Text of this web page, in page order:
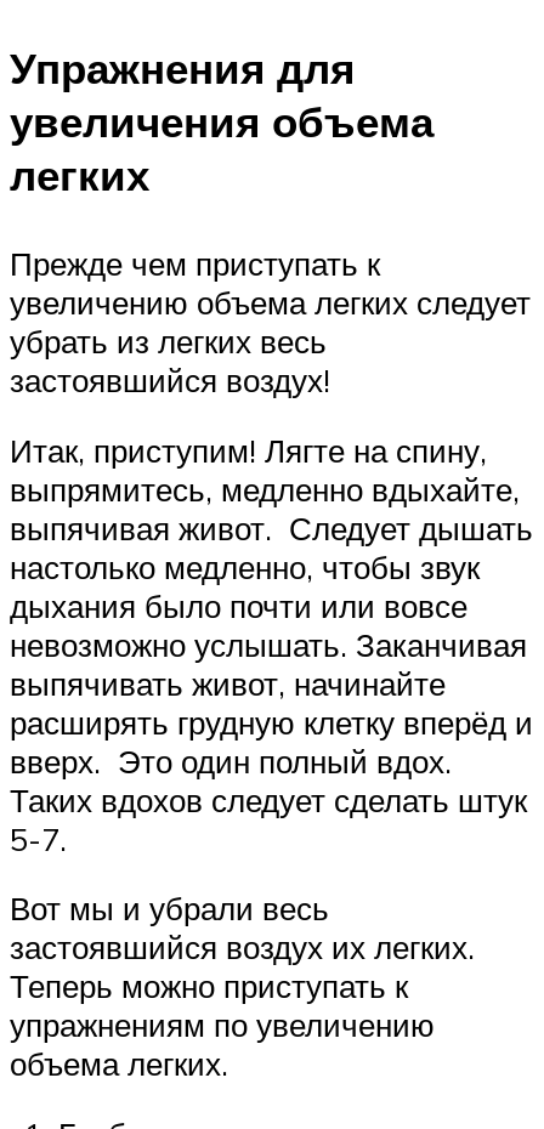
Упражнения для
увеличения объема
легких
Прежде чем приступать к
увеличению объема легких следует
убрать из легких весь
застоявшийся воздух!
Итак, приступим! Лягте на спину,
выпрямитесь, медленно вдыхайте,
выпячивая живот. Следует дышать
настолько медленно, чтобы звук
дыхания было почти или вовсе
невозможно услышать. Заканчивая
выпячивать живот, начинайте
расширять грудную клетку вперёд и
вверх. Это один полный вдох.
Таких вдохов следует сделать штук
5-7.
Вот мы и убрали весь
застоявшийся воздух их легких.
Теперь можно приступать к
упражнениям по увеличению
объема легких.